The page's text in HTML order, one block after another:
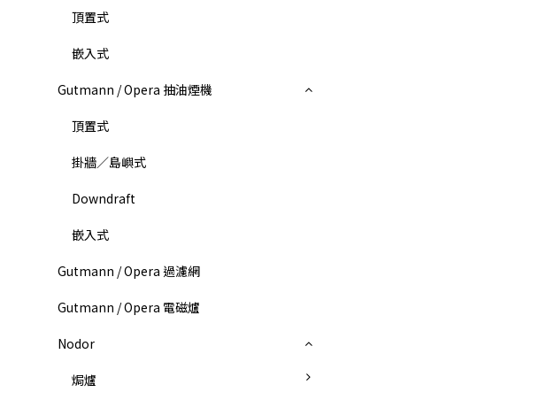
頂置式
嵌入式
Gutmann / Opera 抽油煙機
頂置式
掛牆／島嶼式
Downdraft
嵌入式
Gutmann / Opera 過濾網
Gutmann / Opera 電磁爐
Nodor
焗爐